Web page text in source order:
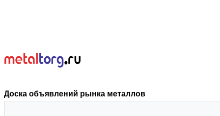
Доска объявлений рынка металлов